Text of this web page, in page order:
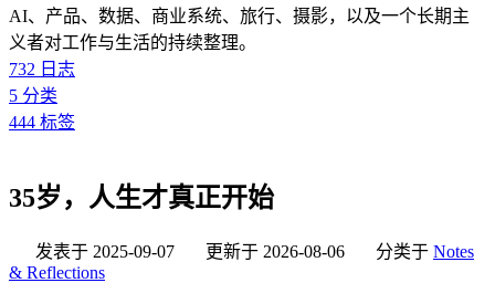
AI、产品、数据、商业系统、旅行、摄影，以及一个长期主
义者对工作与生活的持续整理。
732 日志
5 分类
444 标签
35岁，人生才真正开始
发表于 2025-09-07 更新于 2026-08-06 分类于 Notes
& Reflections